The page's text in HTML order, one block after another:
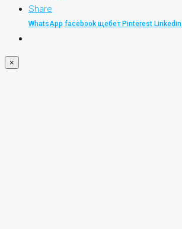
Share
WhatsApp facebook щебетPinterest Linkedin
×